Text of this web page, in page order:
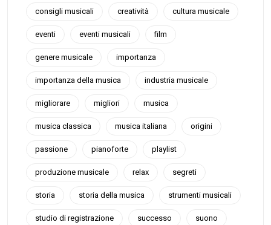
consigli musicali creatività cultura musicale
eventi eventi musicali film
genere musicale importanza
importanza della musica industria musicale
migliorare migliori musica
musica classica musica italiana origini
passione pianoforte playlist
produzione musicale relax segreti
storia storia della musica strumenti musicali
studio di registrazione successo suono